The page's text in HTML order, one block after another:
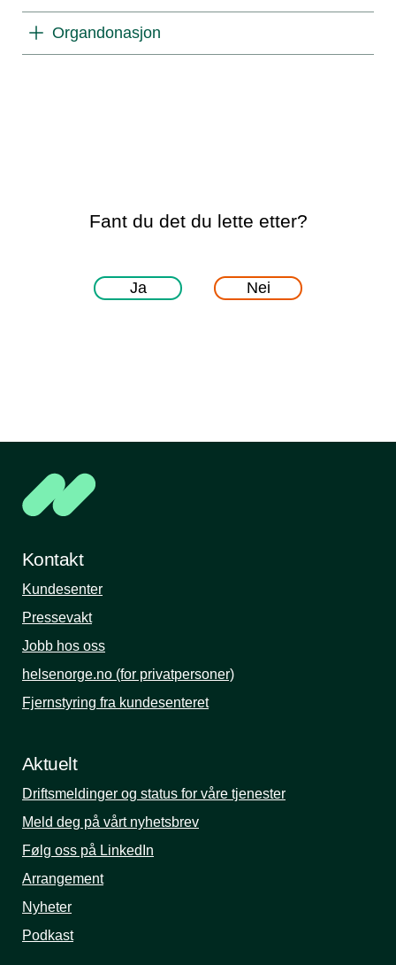
Organdonasjon
Fant du det du lette etter?
Ja Nei
Kontakt
Kundesenter
Pressevakt
Jobb hos oss
helsenorge.no (for privatpersoner)
Fjernstyring fra kundesenteret
Aktuelt
Driftsmeldinger og status for våre tjenester
Meld deg på vårt nyhetsbrev
Følg oss på LinkedIn
Arrangement
Nyheter
Podkast